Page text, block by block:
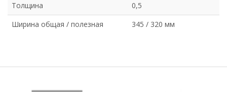
Толщина
0,5
Ширина общая / полезная
345 / 320 мм